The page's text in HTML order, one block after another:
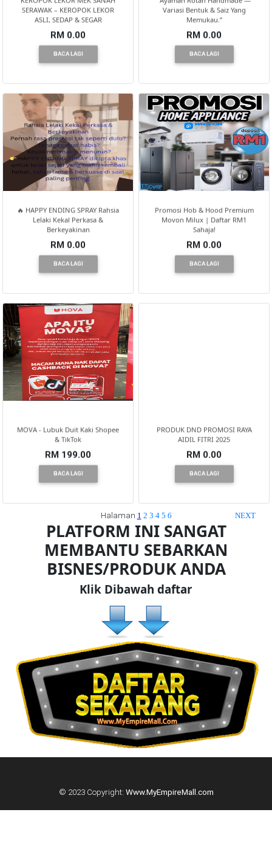
KEROPOK LEKOR MEK SANAH
SERAWAK – KEROPOK LEKOR
ASLI, SEDAP & SEGAR
RM 0.00
“Ayaman Rotan Handmade —
Variasi Bentuk & Saiz Yang
Memukau.”
RM 0.00
🔥 HAPPY ENDING SPRAY Rahsia
Lelaki Kekal Perkasa &
Berkeyakinan
RM 0.00
Promosi Hob & Hood Premium
Movon Milux | Daftar RM1
Sahaja!
RM 0.00
MOVA - Lubuk Duit Kaki Shopee
& TikTok
RM 199.00
PRODUK DND PROMOSI RAYA
AIDIL FITRI 2025
RM 0.00
Halaman 1 2 3 4 5 6 NEXT
PLATFORM INI SANGAT
MEMBANTU SEBARKAN
BISNES/PRODUK ANDA
Klik Dibawah daftar
© 2023 Copyright: Www.MyEmpireMall.com